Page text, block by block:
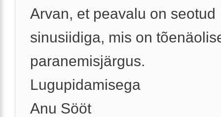
Arvan, et peavalu on seotud
sinusiidiga, mis on
paranemisjärgus.
Lugupidamisega
Anu Sööt